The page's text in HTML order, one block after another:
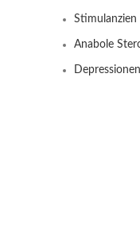
Stimulanzien
Anabole